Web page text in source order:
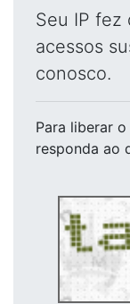
Seu IP fez
acessos
conosco.
Para liberar o
responda ao